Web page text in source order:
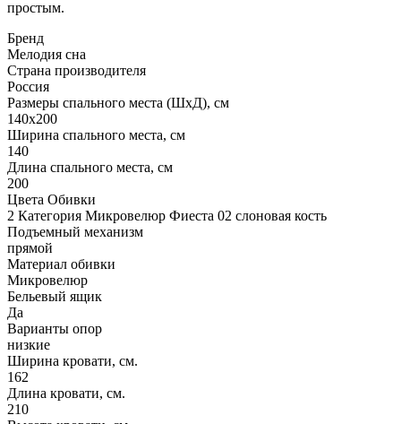
простым.
Бренд
Мелодия сна
Страна производителя
Россия
Размеры спального места (ШхД), см
140х200
Ширина спального места, см
140
Длина спального места, см
200
Цвета Обивки
2 Категория Микровелюр Фиеста 02 слоновая кость
Подъемный механизм
прямой
Материал обивки
Микровелюр
Бельевый ящик
Да
Варианты опор
низкие
Ширина кровати, см.
162
Длина кровати, см.
210